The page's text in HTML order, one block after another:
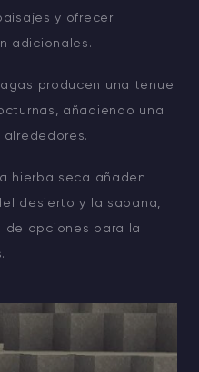
y ofrecer
adicionales.
producen una tenue
añadiendo una
hierba seca añaden
desierto y la sabana,
de opciones para la